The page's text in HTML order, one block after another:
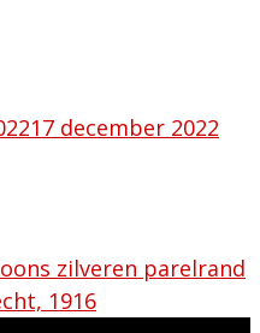
17 december 2022
zilveren parelrand
1916